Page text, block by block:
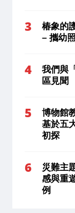
椿象的
– 攜幼
我們與
區見聞
博物館
基於五
初探
災難主
感與重
例